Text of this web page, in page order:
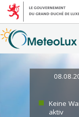
Keine
aktiv